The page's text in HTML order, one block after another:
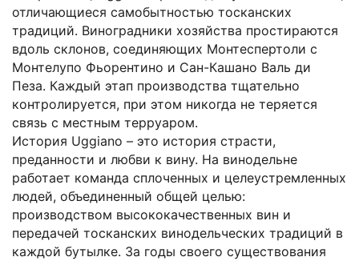
отличающиеся самобытностью тосканских
традиций. Виноградники хозяйства простираются
вдоль склонов, соединяющих Монтеспертоли с
Монтелупо Фьорентино и Сан-Кашано Валь ди
Пеза. Каждый этап производства тщательно
контролируется, при этом никогда не теряется
связь с местным терруаром.
История Uggiano – это история страсти,
преданности и любви к вину. На винодельне
работает команда сплоченных и целеустремленных
людей, объединенный общей целью:
производством высококачественных вин и
передачей тосканских винодельческих традиций в
каждой бутылке. За годы своего существования